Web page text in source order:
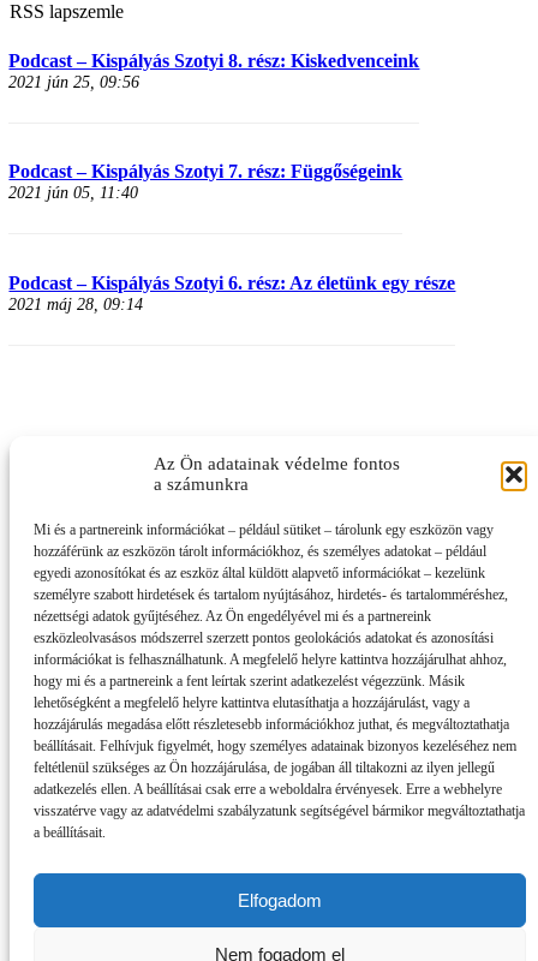
Az Ön adatainak védelme fontos
a számunkra
Mi és a partnereink információkat – például sütiket – tárolunk egy eszközön vagy
hozzáférünk az eszközön tárolt információkhoz, és személyes adatokat – például
egyedi azonosítókat és az eszköz által küldött alapvető információkat – kezelünk
személyre szabott hirdetések és tartalom nyújtásához, hirdetés- és tartalomméréshez,
nézettségi adatok gyűjtéséhez. Az Ön engedélyével mi és a partnereink
eszközleolvasásos módszerrel szerzett pontos geolokációs adatokat és azonosítási
információkat is felhasználhatunk. A megfelelő helyre kattintva hozzájárulhat ahhoz,
hogy mi és a partnereink a fent leírtak szerint adatkezelést végezzünk. Másik
lehetőségként a megfelelő helyre kattintva elutasíthatja a hozzájárulást, vagy a
hozzájárulás megadása előtt részletesebb információkhoz juthat, és megváltoztathatja
beállításait. Felhívjuk figyelmét, hogy személyes adatainak bizonyos kezeléséhez nem
feltétlenül szükséges az Ön hozzájárulása, de jogában áll tiltakozni az ilyen jellegű
adatkezelés ellen. A beállításai csak erre a weboldalra érvényesek. Erre a webhelyre
visszatérve vagy az adatvédelmi szabályzatunk segítségével bármikor megváltoztathatja
a beállításait.
Elfogadom
Nem fogadom el
RSS lapszemle
Podcast – Kispályás Szotyi 8. rész: Kiskedvenceink
2021 jún 25, 09:56
Podcast – Kispályás Szotyi 7. rész: Függőségeink
2021 jún 05, 11:40
Podcast – Kispályás Szotyi 6. rész: Az életünk egy része
2021 máj 28, 09:14
Impresszum